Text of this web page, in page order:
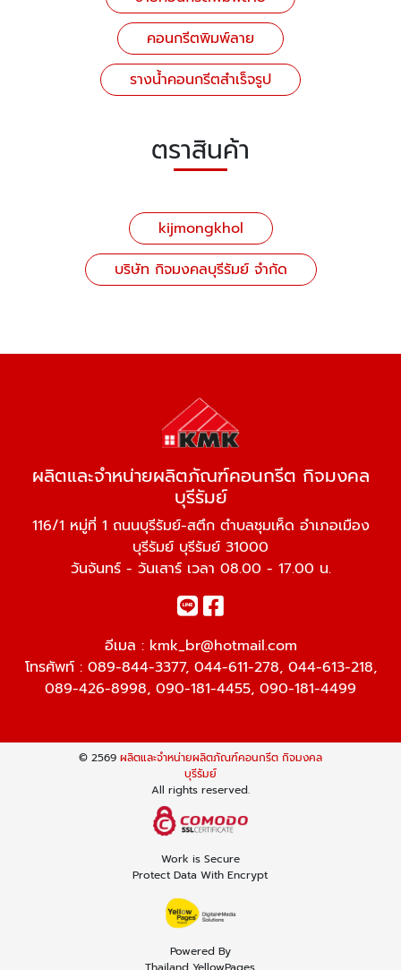
คอนกรีตพิมพ์ลาย
รางน้ำคอนกรีตสำเร็จรูป
ตราสินค้า
kijmongkhol
บริษัท กิจมงคลบุรีรัมย์ จำกัด
ผลิตและจำหน่ายผลิตภัณฑ์คอนกรีต กิจมงคล
บุรีรัมย์
116/1 หมู่ที่ 1 ถนนบุรีรัมย์-สตึก ตำบลชุมเห็ด อำเภอเมือง
บุรีรัมย์ บุรีรัมย์ 31000
วันจันทร์ - วันเสาร์ เวลา 08.00 - 17.00 น.
อีเมล : kmk_br@hotmail.com
โทรศัพท์ : 089-844-3377, 044-611-278, 044-613-218,
089-426-8998, 090-181-4455, 090-181-4499
© 2569 ผลิตและจำหน่ายผลิตภัณฑ์คอนกรีต กิจมงคล
บุรีรัมย์
All rights reserved.
Work is Secure
Protect Data With Encrypt
Powered By